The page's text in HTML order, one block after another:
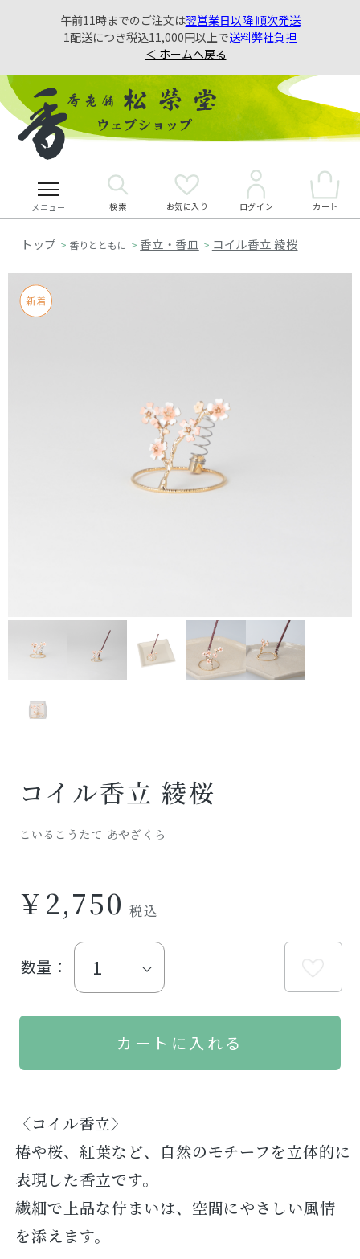
午前11時までのご注文は翌営業日以降 順次発送
1配送につき税込11,000円以上で送料弊社負担
＜ ホームへ戻る
メニュー 検索 お気に入り ログイン カート
> 香りとともに > 香立・香皿 > コイル香立 綾桜
コイル香立 綾桜
こいるこうたて あやざくら
￥2,750
数量：
〈コイル香立〉
椿や桜、紅葉など、自然のモチーフを立体的に
表現した香立です。
繊細で上品な佇まいは、空間にやさしい風情
を添えます。